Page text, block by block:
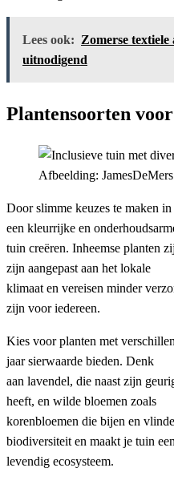
Lees ook: Zomerse
uitnodigend
Plantensoorten
Afbeelding:
Door slimme keuzes te maken
een kleurrijke en
tuin creëren. Inheemse planten
zijn aangepast aan het lokale
klimaat en vereisen minder
zijn voor iedereen.
Kies voor planten met
jaar sierwaarde bieden. Denk
aan lavendel, die naast zijn
heeft, en wilde bloemen zoals
korenbloemen die bijen en
biodiversiteit en maakt je tuin een
levendig ecosysteem.